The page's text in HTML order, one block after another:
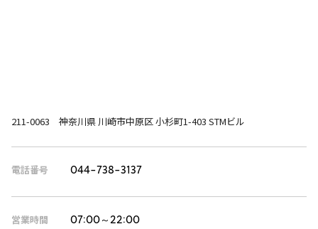
211-0063 神奈川県 川崎市中原区 小杉町1-403 STMビル
電話番号 044-738-3137
営業時間 07:00～22:00